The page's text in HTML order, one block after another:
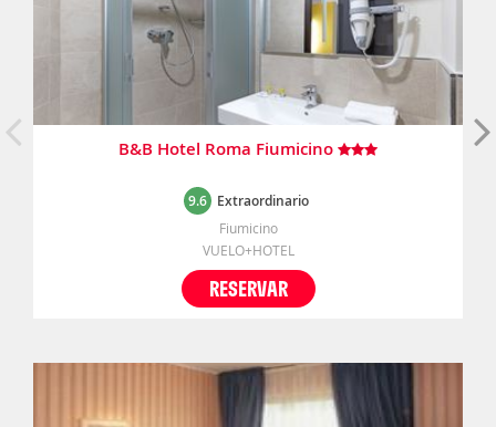
B&B Hotel Roma Fiumicino
9.6 Extraordinario
Fiumicino
VUELO+HOTEL
RESERVAR